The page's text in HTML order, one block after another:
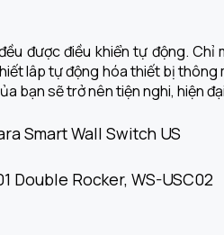
được điều khiển tự động.
lâp tự động hóa thiết bị
bạn sẽ trở nên tiện nghi, hiện
Smart Wall Switch US
Double Rocker, WS-USC02